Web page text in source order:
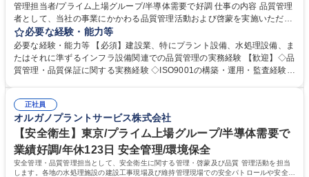
管理担当者/プライム上場グループ/半導体需要で好調 仕事の内容 品質管理
者として、当社の事業にかかわる品質管理活動および啓蒙を実施いただき
ます。 ※一部、安全管理業務に従事いただく可能性もございます。 ・品
質不適合の原因調査および対策立案 ・関係各所の品質レベル調査 ・社内
会議体の司会進行、議事録作成などの事務局業務 ・ISO関連業務(内部監査
の実施、顧客やISO認証機関による外部監査の受審対応) ・安全管理にかか
必要な経験・能力等
必要な経験・能力等 【必須】建設業、特にプラント設備、水処理設備、ま
たはそれに準ずるインフラ設備関連での品質管理の実務経験 【歓迎】◇品
質管理・品質保証に関する実務経験 ◇ISO9001の構築・運用・監査経験
ます。 ◆高度経済成長期に普及した全国の多くの上下水道施設が老朽化、
更新時期を迎えています。「水」の能力を引き出すプライム市場上場オル
ガノグループで、これまでの安全管理の経験を活かして活躍できます。 学
歴・資格 学歴：大学院 大学 高専 短大 専修学校 高校 語学力： 資格：第一
種運転免許普通自動車
正社員
オルガノプラントサービス株式会社
【安全衛生】東京/プライム上場グループ/半導体需要で
業績好調/年休123日 安全管理/環境保全
安全管理・品質管理担当として、安全衛生に関する管理・啓蒙及び品質 管理活動を担当
します。各地の水処理施設の建設工事現場及び維持管理現場での安全パトロールや安全衛